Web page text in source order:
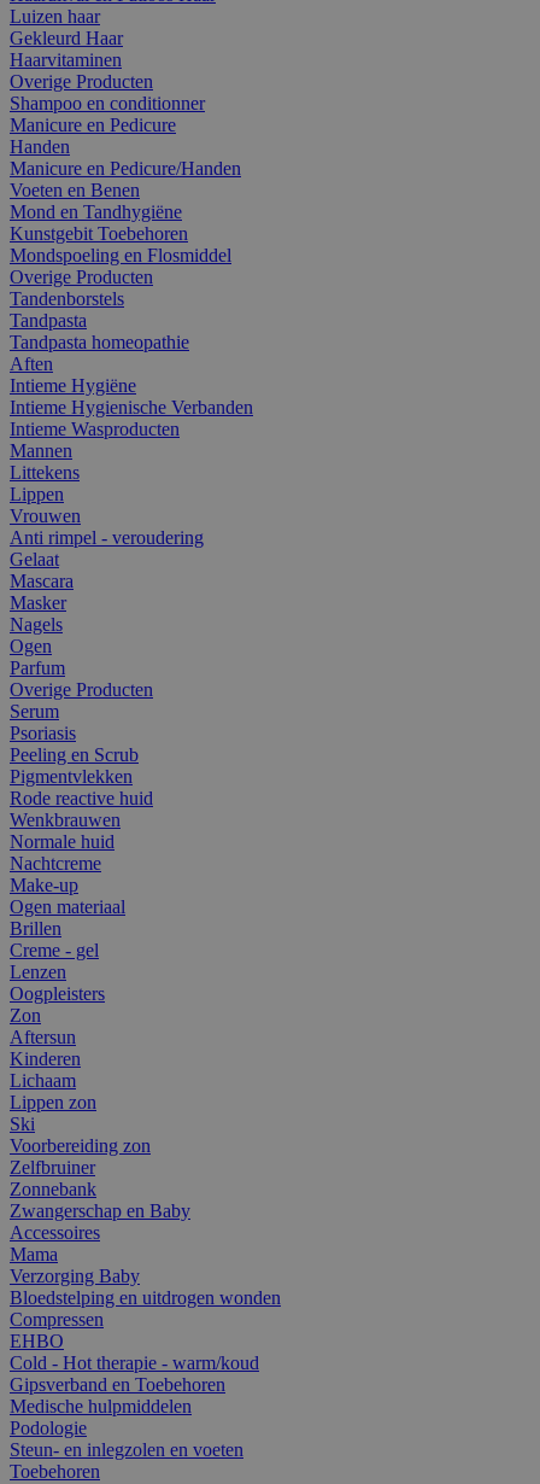
Luizen haar
Gekleurd Haar
Haarvitaminen
Overige Producten
Shampoo en conditionner
Manicure en Pedicure
Handen
Manicure en Pedicure/Handen
Voeten en Benen
Mond en Tandhygiëne
Kunstgebit Toebehoren
Mondspoeling en Flosmiddel
Overige Producten
Tandenborstels
Tandpasta
Tandpasta homeopathie
Aften
Intieme Hygiëne
Intieme Hygienische Verbanden
Intieme Wasproducten
Mannen
Littekens
Lippen
Vrouwen
Anti rimpel - veroudering
Gelaat
Mascara
Masker
Nagels
Ogen
Parfum
Overige Producten
Serum
Psoriasis
Peeling en Scrub
Pigmentvlekken
Rode reactive huid
Wenkbrauwen
Normale huid
Nachtcreme
Make-up
Ogen materiaal
Brillen
Creme - gel
Lenzen
Oogpleisters
Zon
Aftersun
Kinderen
Lichaam
Lippen zon
Ski
Voorbereiding zon
Zelfbruiner
Zonnebank
Zwangerschap en Baby
Accessoires
Mama
Verzorging Baby
Bloedstelping en uitdrogen wonden
Compressen
EHBO
Cold - Hot therapie - warm/koud
Gipsverband en Toebehoren
Medische hulpmiddelen
Podologie
Steun- en inlegzolen en voeten
Toebehoren